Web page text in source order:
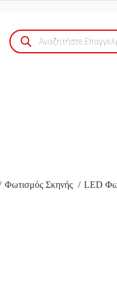
Products
search
Φωτισμός Σκηνής LED